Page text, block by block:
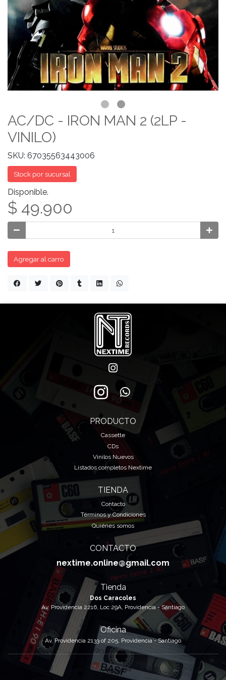
AC/DC - IRON MAN 2 (2LP -
VINILO)
SKU: 67035563443006
Stock por sucursal
Disponible.
$ 49.900
Agregar al carro
PRODUCTO
Cassette
CDs
Vinilos Nuevos
Listados completos Nextime
TIENDA
Contacto
Términos y Condiciones
Quiénes somos
CONTACTO
nextime.online@gmail.com
Tienda
Dos Caracoles
Av. Providencia 2216, Loc 29A, Providencia - Santiago
Oficina
Av. Providencia 2133 of 205, Providencia - Santiago